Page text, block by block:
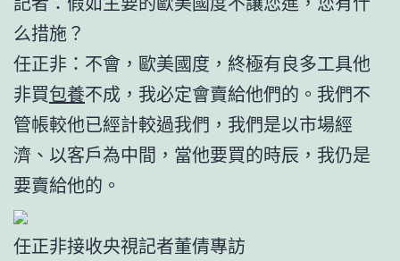
么措施？
任正非：不會，歐美國度，終極有良多工具他
非買包養不成，我必定會賣給他們的。我們不
管帳較他已經計較過我們，我們是以市場經
濟、以客戶為中間，當他要買的時辰，我仍是
要賣給他的。
任正非接收央視記者董倩專訪